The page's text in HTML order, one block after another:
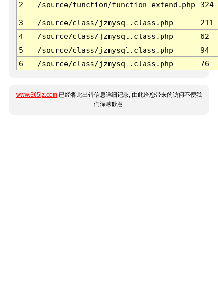
2 /source/function/function_extend.php 324
3 /source/class/jzmysql.class.php
211
4
/source/class/jzmysql.class.php
62
5
/source/class/jzmysql.class.php
94
6
/source/class/jzmysql.class.php 76
www.365jz.com 已经将此出错信息详细记录, 由此给您带来的访问不便我
们深感歉意.